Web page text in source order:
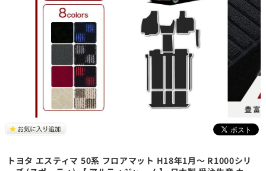
トヨタ エスティマ 50系 フロアマット H18年1月～ R1000シリ